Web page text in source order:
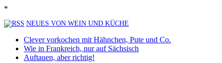
*
NEUES VON WEIN UND KÜCHE
Clever vorkochen mit Hähnchen, Pute und Co.
Wie in Frankreich, nur auf Sächsisch
Auftauen, aber richtig!